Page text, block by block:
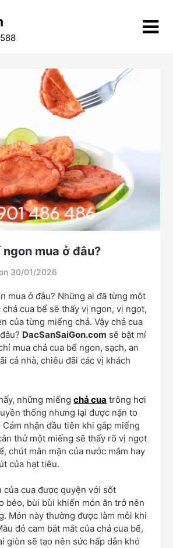
ngon mua ở đâu?
30/01/2026
mua ở đâu? Những ai đã từng một
cua bể sẽ thấy vị ngon, vị ngọt,
của từng miếng chả. Vậy chả cua
DacSanSaiGon.com sẽ bật mí
mua chả cua bể ngon, sạch, an
cả nhà, chiêu đãi các vị khách
những miếngchả cua trông hơi
thống nhưng lại được nặn to
Cảm nhận đầu tiên khi gắp miếng
thử một miếng sẽ thấy rõ vị ngọt
chút mằn mặn của nước mắm hay
của hạt tiêu.
của cua được quyện với sốt
béo, bùi bùi khiến món ăn trở nên
Món này thường được làm mỗi khi
đỏ cam bắt mắt của chả cua bể,
giòn sẽ tạo nên sức hấp dẫn khó